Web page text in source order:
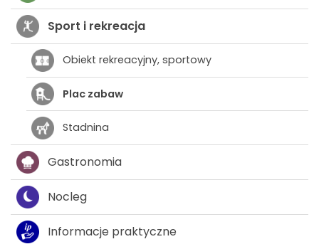
Sport i rekreacja
Obiekt rekreacyjny, sportowy
Plac zabaw
Stadnina
Gastronomia
Nocleg
Informacje praktyczne